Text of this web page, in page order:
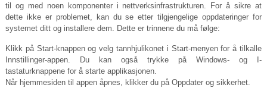
til og med noen komponenter i nettverksinfrastrukturen. For å sikre at
dette ikke er problemet, kan du se etter tilgjengelige oppdateringer for
systemet ditt og installere dem. Dette er trinnene du må følge:
Klikk på Start-knappen og velg tannhjulikonet i Start-menyen for å tilkalle
Innstillinger-appen. Du kan også trykke på Windows- og I-
tastaturknappene for å starte applikasjonen.
Når hjemmesiden til appen åpnes, klikker du på Oppdater og sikkerhet.